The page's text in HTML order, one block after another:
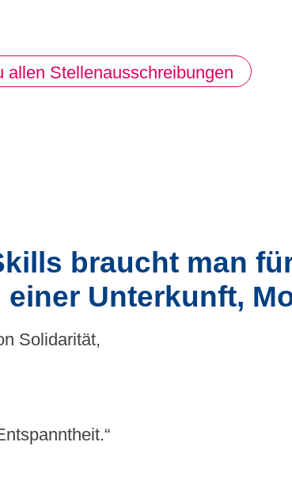
allen Stellenausschreibungen
braucht man
Unterkunft,
Solidarität,